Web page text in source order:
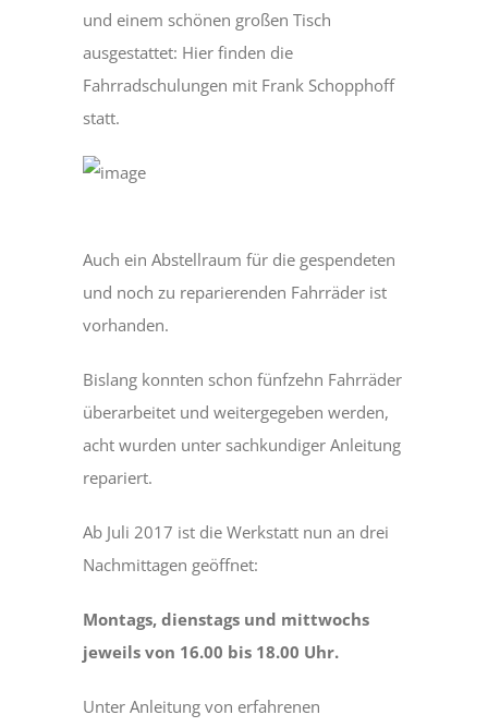
und einem schönen großen Tisch
ausgestattet: Hier finden die
Fahrradschulungen mit Frank Schopphoff
statt.
Auch ein Abstellraum für die gespendeten
und noch zu reparierenden Fahrräder ist
vorhanden.
Bislang konnten schon fünfzehn Fahrräder
überarbeitet und weitergegeben werden,
acht wurden unter sachkundiger Anleitung
repariert.
Ab Juli 2017 ist die Werkstatt nun an drei
Nachmittagen geöffnet:
Montags, dienstags und mittwochs
jeweils von 16.00 bis 18.00 Uhr.
Unter Anleitung von erfahrenen